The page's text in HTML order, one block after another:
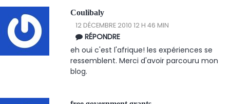
Coulibaly
12 DÉCEMBRE 2010 12 H 46 MIN
RÉPONDRE
eh oui c'est l'afrique! les expériences se
ressemblent. Merci d'avoir parcouru mon
blog.